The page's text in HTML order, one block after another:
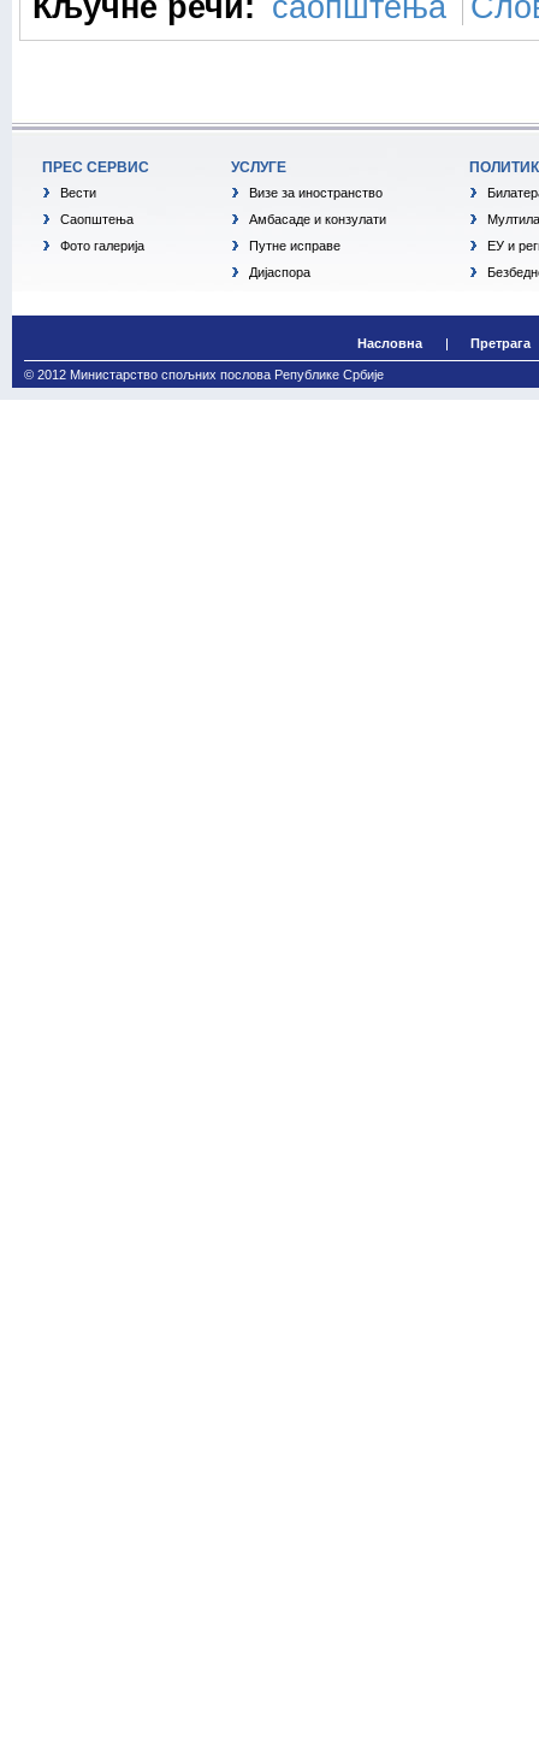
Кључне речи: саопштења
ПРЕС СЕРВИС
Вести
Саопштења
Фото галерија
УСЛУГЕ
Визе за иностранство
Амбасаде и конзулати
Путне исправе
Дијаспора
ЕУ и
Насловна Претрага
© 2012 Министарство спољних послова Републике Србије